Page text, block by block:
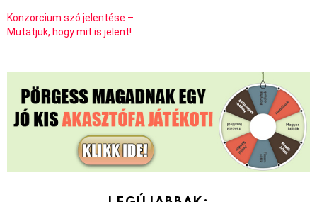
Konzorcium szó jelentése –
Mutatjuk, hogy mit is jelent!